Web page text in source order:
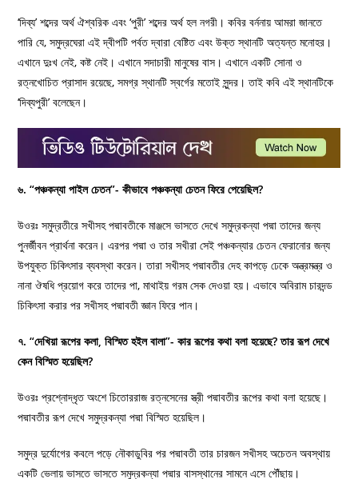
‘দিব্য’ শব্দের অর্থ ঐশ্বরিক এবং ‘পুরী’ শব্দের অর্থ হল নগরী। কবির বর্ননায় আমরা জানতে
পারি যে, সমুদ্রঘেরা এই দ্বীপটি পর্বত দ্বারা বেষ্টিত এবং উক্ত স্থানটি অত্যন্ত মনোহর।
এখানে দুঃখ নেই, কষ্ট নেই। এখানে সদাচারী মানুষের বাস। এখানে একটি সোনা ও
রত্নখোচিত প্রাসাদ রয়েছে, সমগ্র স্থানটি স্বর্গের মতোই সুন্দর। তাই কবি এই স্থানটিকে
‘দিব্যপুরী’ বলেছেন।
৬. “পঞ্চকন্যা পাইল চেতন”- কীভাবে পঞ্চকন্যা চেতন ফিরে পেয়েছিল?
উওরঃ সমুদ্রতীরে সখীসহ পদ্মাবতীকে মাঞ্জসে ভাসতে দেখে সমুদ্রকন্যা পদ্মা তাদের জন্য
পুনর্জীবন প্রার্থনা করেন। এরপর পদ্মা ও তার সখীরা সেই পঞ্চকন্যার চেতন ফেরানোর জন্য
উপযুক্ত চিকিৎসার ব্যবস্থা করেন। তারা সখীসহ পদ্মাবতীর দেহ কাপড়ে ঢেকে অন্ত্রমন্ত্র ও
নানা ঔষধি প্রয়োগ করে তাদের পা, মাথাইয় গরম সেক দেওয়া হয়। এভাবে অবিরাম চারদন্ড
চিকিৎসা করার পর সখীসহ পদ্মাবতী জ্ঞান ফিরে পান।
৭. “দেখিয়া রূপের কলা, বিস্মিত হইল বালা”- কার রূপের কথা বলা হয়েছে? তার রূপ দেখে
কেন বিস্মিত হয়েছিল?
উওরঃ প্রশ্নোদ্ধৃত অংশে চিতোররাজ রত্নসেনের স্ত্রী পদ্মাবতীর রূপের কথা বলা হয়েছে।
পদ্মাবতীর রূপ দেখে সমুদ্রকন্যা পদ্মা বিস্মিত হয়েছিল।
সমুদ্র দুর্যোগের কবলে পড়ে নৌকাডুবির পর পদ্মাবতী তার চারজন সখীসহ অচেতন অবস্থায়
একটি ভেলায় ভাসতে ভাসতে সমুদ্রকন্যা পদ্মার বাসস্থানের সামনে এসে পৌঁছায়।